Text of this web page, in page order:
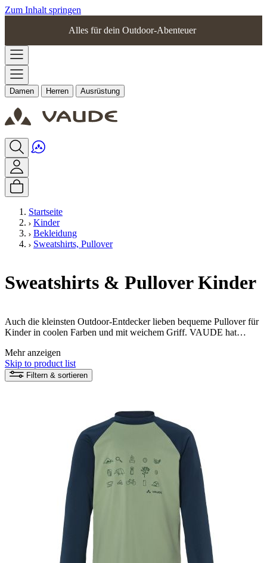
Zum Inhalt springen
Alles für dein Outdoor-Abenteuer
Damen Herren Ausrüstung
Startseite
Kinder
Bekleidung
Sweatshirts, Pullover
Sweatshirts & Pullover Kinder
Auch die kleinsten Outdoor-Entdecker lieben bequeme Pullover für
Kinder in coolen Farben und mit weichem Griff. VAUDE hat
jeden Geschmack findet sich der zukünftige Lieblings-Kinder-
Pullover online.
Mehr anzeigen
Skip to product list
Filtern & sortieren